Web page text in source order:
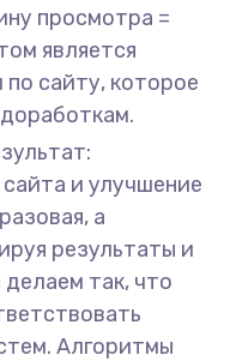
просмотра =
является
сайту, которое
и улучшение
а
результаты и
так, что
Алгоритмы